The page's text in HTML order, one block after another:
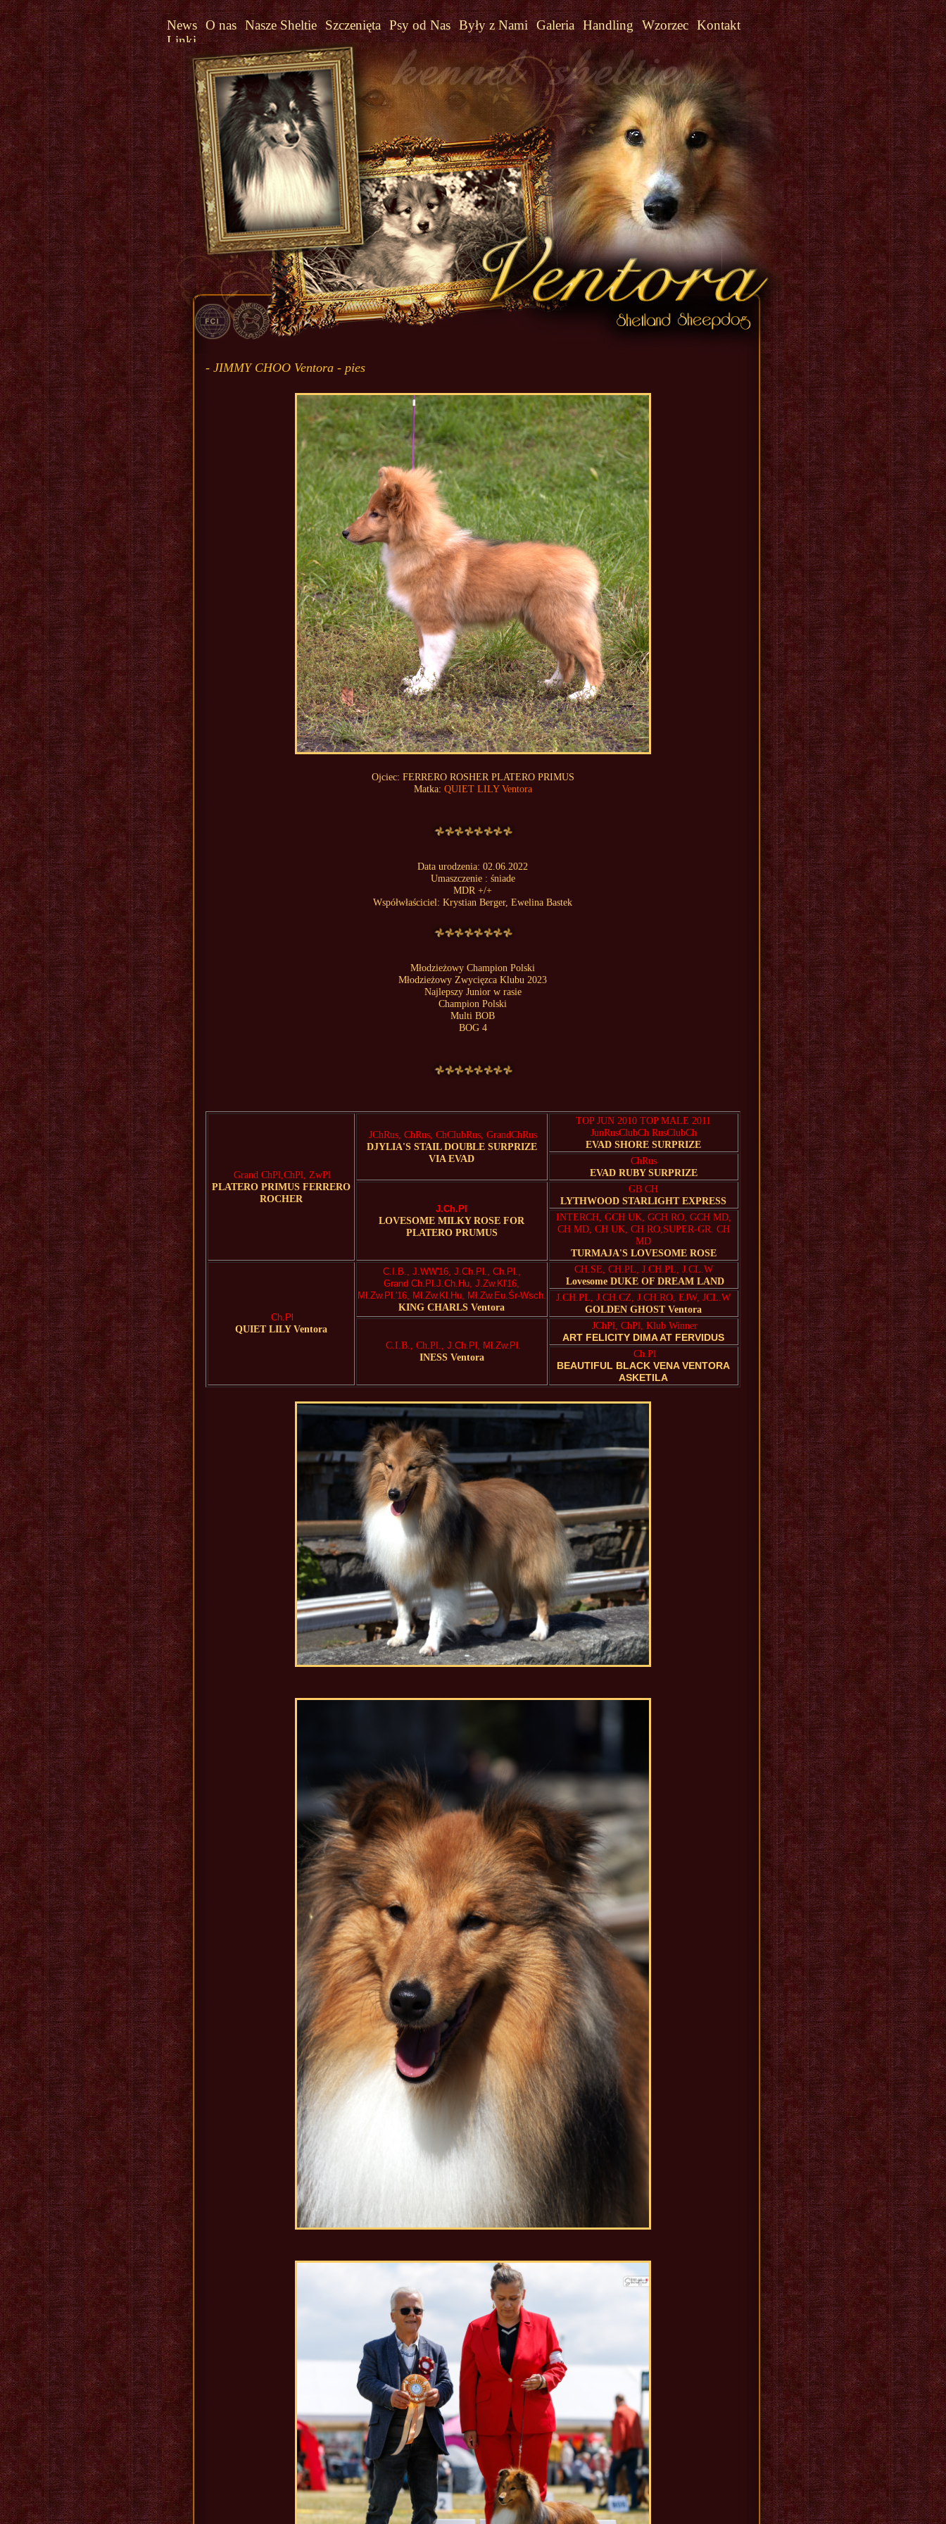
News O nas Nasze Sheltie Szczenięta Psy od Nas Były z Nami Galeria Handling Wzorzec Kontakt
Linki
- JIMMY CHOO Ventora - pies
Ojciec: FERRERO ROSHER PLATERO PRIMUS
Matka: QUIET LILY Ventora
Data urodzenia: 02.06.2022
Umaszczenie : śniade
MDR +/+
Współwłaściciel: Krystian Berger, Ewelina Bastek
Młodzieżowy Champion Polski
Młodzieżowy Zwycięzca Klubu 2023
Najlepszy Junior w rasie
Champion Polski
Multi BOB
BOG 4
Grand ChPl,ChPl, ZwPl
PLATERO PRIMUS FERRERO
ROCHER
JChRus, ChRus, ChClubRus, GrandChRus
DJYLIA'S STAIL DOUBLE SURPRIZE
VIA EVAD
TOP JUN 2010 TOP MALE 2011
JunRusClubCh RusClubCh
EVAD SHORE SURPRIZE
ChRus
EVAD RUBY SURPRIZE
J.Ch.Pl
LOVESOME MILKY ROSE FOR
PLATERO PRUMUS
GB CH
LYTHWOOD STARLIGHT EXPRESS
INTERCH, GCH UK, GCH RO, GCH MD,
CH MD, CH UK, CH RO,SUPER-GR. CH
MD
TURMAJA'S LOVESOME ROSE
Ch.Pl
QUIET LILY Ventora
C.I.B., J.WW'16, J.Ch.Pl ., Ch.Pl.,
GrandCh.Pl.J.Ch.Hu, J.Zw.Kl'16,
Mł.Zw.Pl.'16, Mł.Zw.Kl.Hu, Mł.Zw.Eu.Śr-Wsch.
KING CHARLS Ventora
CH.SE, CH.PL, J.CH.PL, J.CL.W
Lovesome DUKE OF DREAM LAND
J.CH.PL, J.CH.CZ, J.CH.RO, EJW, JCL.W
GOLDEN GHOST Ventora
C.I.B., Ch.Pl., J.Ch.Pl , Mł.Zw.Pl .
INESS Ventora
JChPl, ChPl, Klub Winner
ART FELICITY DIMA AT FERVIDUS
Ch.Pl
BEAUTIFUL BLACK VENA VENTORA
ASKETILA